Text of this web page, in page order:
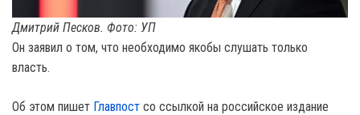
Дмитрий Песков. Фото: УП
Он заявил о том, что необходимо якобы слушать только
власть.
Об этом пишет Главпост со ссылкой на российское издание